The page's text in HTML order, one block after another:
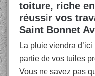
toiture, riche
réussir vos
Saint Bonnet
La pluie viendra
partie de vos tuiles
Vous ne savez pas